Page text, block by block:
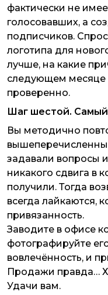
фактически не
голосовавших, а
подписчиков.
логотипа для
лучше, на какие
следующем месяце
проверенно.
Шаг шестой. Самый
Вы методично
задавали вопросы
никакого сдвига в
получили. Тогда
всегда лайкаются,
привязанность.
Заводите в офисе
фотографируйте
вовлечённость, и
Продажи правда…
Удачи вам.